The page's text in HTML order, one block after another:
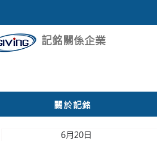
記銘關係企業
關於記銘
所有文章 最新消息 活動花
6月20日